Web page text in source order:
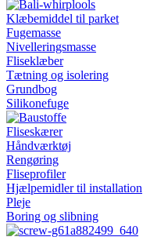
Klæbemiddel til parket
Fugemasse
Nivelleringsmasse
Fliseklæber
Tætning og isolering
Grundbog
Silikonefuge
Fliseskærer
Håndværktøj
Rengøring
Fliseprofiler
Hjælpemidler til installation
Pleje
Boring og slibning